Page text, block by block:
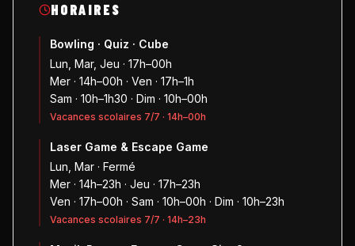
HORAIRES
Bowling · Quiz · Cube
Lun, Mar, Jeu · 17h–00h
Mer · 14h–00h · Ven · 17h–1h
Sam · 10h–1h30 · Dim · 10h–00h
Vacances scolaires 7/7 · 14h–00h
Laser Game & Escape Game
Lun, Mar · Fermé
Mer · 14h–23h · Jeu · 17h–23h
Ven · 17h–00h · Sam · 10h–00h · Dim · 10h–23h
Vacances scolaires 7/7 · 14h–23h